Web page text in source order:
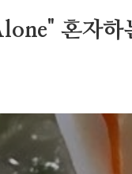
혼자하